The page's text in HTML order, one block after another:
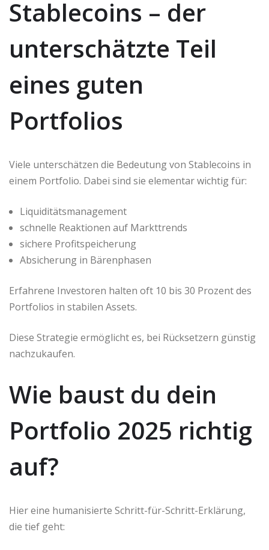
Stablecoins – der
unterschätzte Teil
eines guten
Portfolios
Viele unterschätzen die Bedeutung von Stablecoins in
einem Portfolio. Dabei sind sie elementar wichtig für:
Liquiditätsmanagement
schnelle Reaktionen auf Markttrends
sichere Profitspeicherung
Absicherung in Bärenphasen
Erfahrene Investoren halten oft 10 bis 30 Prozent des
Portfolios in stabilen Assets.
Diese Strategie ermöglicht es, bei Rücksetzern günstig
nachzukaufen.
Wie baust du dein
Portfolio 2025 richtig
auf?
Hier eine humanisierte Schritt-für-Schritt-Erklärung,
die tief geht: